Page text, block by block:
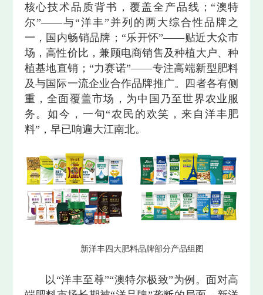
核心技术品质背书，覆盖全产品线；“澳特
尔”——与“洋丰”并列的两大综合性品牌之
一，国内畅销品牌；“乐开怀”——贴近大众市
场，高性价比，兼顾电商销售及种植大户、种
植基地直销；“力赛诺”——专注高端新型肥料
及与国际一流企业合作品牌推广。四者各有侧
重，全面覆盖市场，为中国乃至世界农业服
务。如今，一句“农民的欢笑，来自洋丰肥
料”，早已响遍大江南北。
新洋丰四大肥料品牌部分产品组图
以“洋丰至尊”“澳特尔极致”为例。面对高